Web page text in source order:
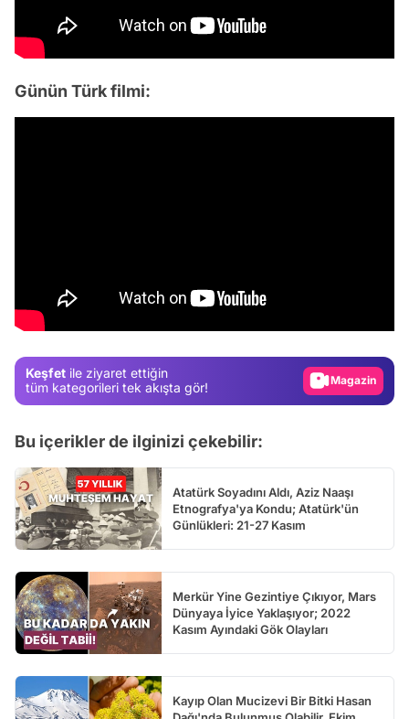
Günün Türk filmi:
Keşfet ile ziyaret ettiğin
tüm kategorileri tek akışta gör!
Magazin
Bu içerikler de ilginizi çekebilir:
Atatürk Soyadını Aldı, Aziz Naaşı
Etnografya'ya Kondu; Atatürk'ün
Günlükleri: 21-27 Kasım
Merkür Yine Gezintiye Çıkıyor, Mars
Dünyaya İyice Yaklaşıyor; 2022
Kasım Ayındaki Gök Olayları
Kayıp Olan Mucizevi Bir Bitki Hasan